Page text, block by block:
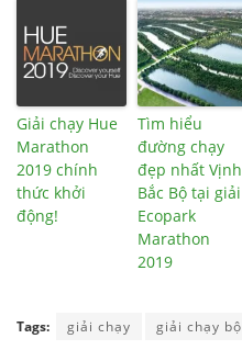
Giải chạy Hue
Marathon
2019 chính
thức khởi
động!
Tìm hiểu
đường chạy
đẹp nhất Vịnh
Bắc Bộ tại giải
Ecopark
Marathon
2019
Tags: giải chạy giải chạy bộ